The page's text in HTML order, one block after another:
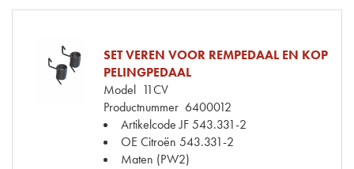
SET VEREN VOOR REMPEDAAL EN KOP
PELINGPEDAAL
Model 11CV
Productnummer 6400012
Artikelcode JF543.331-2
OE Citroën 543.331-2
Maten (PW2)